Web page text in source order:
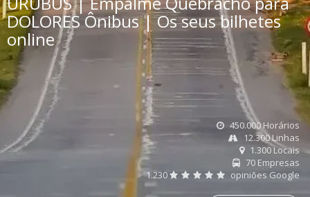
DOLORES Ônibus | Os seus bilhetes
online
450.000 Horários
12.300 Linhas
1.300 Locais
70 Empresas
1.230
opiniões Google